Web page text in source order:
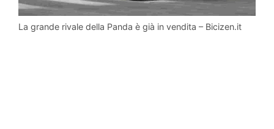
La grande rivale della Panda è già in vendita – Bicizen.it